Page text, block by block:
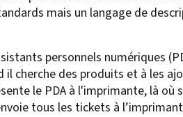
mais un langage de
personnels numériques
il cherche des produits et à les
le PDA à l'imprimante, là où
tous les tickets à